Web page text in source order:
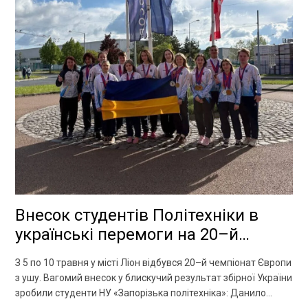
Внесок студентів Політехніки в
українські перемоги на 20–й
чемпіонат Європи з ушу
З 5 по 10 травня у місті Ліон відбувся 20–й чемпіонат Європи
з ушу. Вагомий внесок у блискучий результат збірної України
зробили студенти НУ «Запорізька політехніка»: Данило